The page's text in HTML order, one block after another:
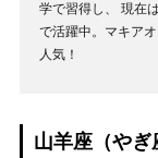
学で習得し、 現在
で活躍中。マキア
人気！
山羊座（やぎ